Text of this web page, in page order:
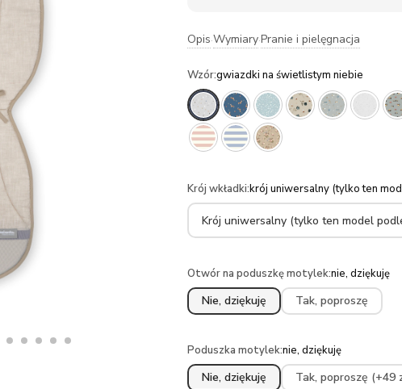
Opis·Wymiary·Pranie i pielęgnacja
Wzór:gwiazdki na świetlistym niebie
Krój wkładki:krój uniwersalny (tylko ten
Otwór na poduszkę motylek:nie, dziękuję
Nie, dziękuję Tak, poproszę
Poduszka motylek:nie, dziękuję
Nie, dziękuję Tak, poproszę (+49